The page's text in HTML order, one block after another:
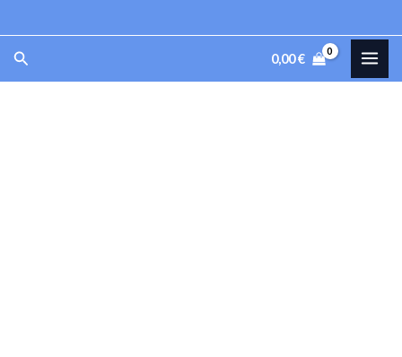
al
contenido
Buscar 0,00€
VERANO
TALLA